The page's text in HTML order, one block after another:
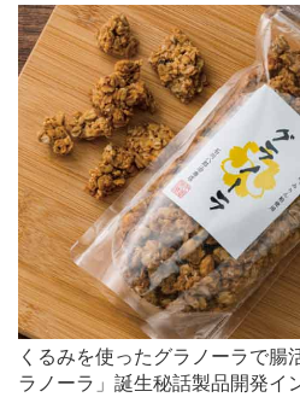
くるみを使ったグラノーラで腸
ラノーラ」誕生秘話製品開発イ